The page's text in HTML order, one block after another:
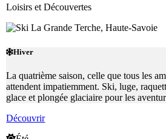
Loisirs et Découvertes
Hiver
La quatrième saison, celle que tous les
attendent impatiemment. Ski, luge,
glace et plongée glaciaire pour les
Découvrir